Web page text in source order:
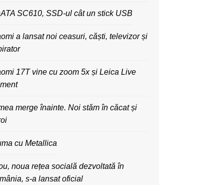
SC610, SSD-ul cât un stick USB
a lansat noi ceasuri, căști, televizor și
17T vine cu zoom 5x și Leica Live
merge înainte. Noi stăm în căcat și
cu Metallica
noua rețea socială dezvoltată în
s-a lansat oficial